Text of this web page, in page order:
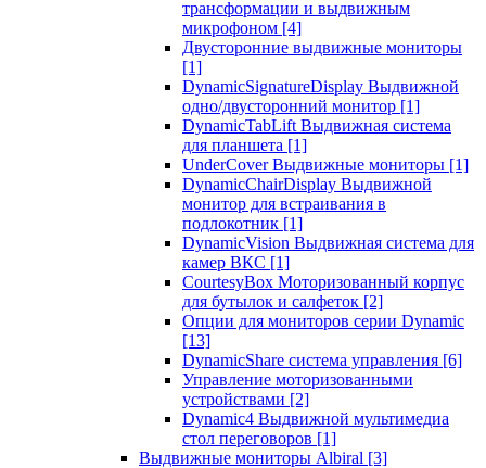
трансформации и выдвижным
микрофоном [4]
Двусторонние выдвижные мониторы
[1]
DynamicSignatureDisplay Выдвижной
одно/двусторонний монитор [1]
DynamicTabLift Выдвижная система
для планшета [1]
UnderCover Выдвижные мониторы [1]
DynamicChairDisplay Выдвижной
монитор для встраивания в
подлокотник [1]
DynamicVision Выдвижная система для
камер ВКС [1]
CourtesyBox Моторизованный корпус
для бутылок и салфеток [2]
Опции для мониторов серии Dynamic
[13]
DynamicShare система управления [6]
Управление моторизованными
устройствами [2]
Dynamic4 Выдвижной мультимедиа
стол переговоров [1]
Выдвижные мониторы Albiral [3]